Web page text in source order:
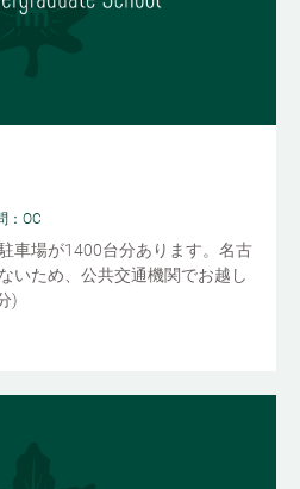
：OC
車場が1400台分あります。名古
いため、公共交通機関でお越し
)